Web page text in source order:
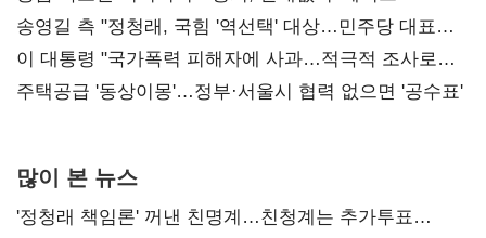
리모델링' 제안
송영길 측 "정청래, 국힘 '역선택' 대상…민주당 대표로
총선 지휘 못해"
이 대통령 "국가폭력 피해자에 사과…적극적 조사로
진실 밝혀야"
주택공급 '동상이몽'…정부·서울시 협력 없으면 '공수표'
많이 본 뉴스
'정청래 책임론' 꺼낸 친명계…친청계는 추가투표